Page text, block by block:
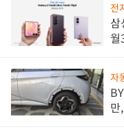
전
삼
월
자
만